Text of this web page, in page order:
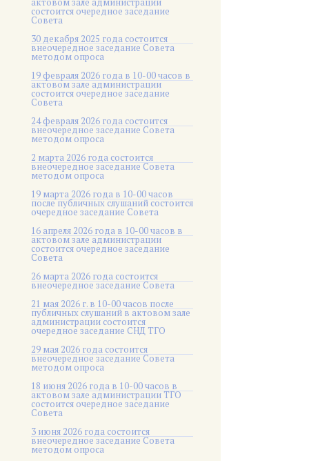
состоится очередное заседание
Совета
30 декабря 2025 года состоится
внеочередное заседание Совета
методом опроса
19 февраля 2026 года в 10-00 часов в
актовом зале администрации
состоится очередное заседание
Совета
24 февраля 2026 года состоится
внеочередное заседание Совета
методом опроса
2 марта 2026 года состоится
внеочередное заседание Совета
методом опроса
19 марта 2026 года в 10-00 часов
после публичных слушаний состоится
очередное заседание Совета
16 апреля 2026 года в 10-00 часов в
актовом зале администрации
состоится очередное заседание
Совета
26 марта 2026 года состоится
внеочередное заседание Совета
21 мая 2026 г. в 10-00 часов после
публичных слушаний в актовом зале
администрации состоится
очередное заседание СНД ТГО
29 мая 2026 года состоится
внеочередное заседание Совета
методом опроса
18 июня 2026 года в 10-00 часов в
актовом зале администрации ТГО
состоится очередное заседание
Совета
3 июня 2026 года состоится
внеочередное заседание Совета
методом опроса